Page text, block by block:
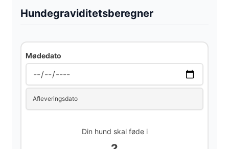
Hundegraviditetsberegner
Mødedato
Afleveringsdato
Din hund skal føde i